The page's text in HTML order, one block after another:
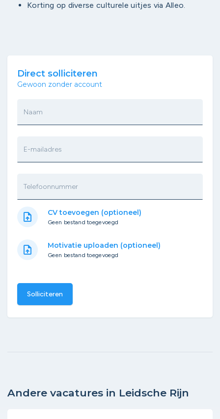
Korting op diverse culturele uitjes via Alleo.
Direct solliciteren
Gewoon zonder account
Naam
E-mailadres
Telefoonnummer
upload_file CV toevoegen (optioneel)
Geen bestand toegevoegd
upload_file Motivatie uploaden (optioneel)
Geen bestand toegevoegd
Solliciteren
Andere vacatures in Leidsche Rijn